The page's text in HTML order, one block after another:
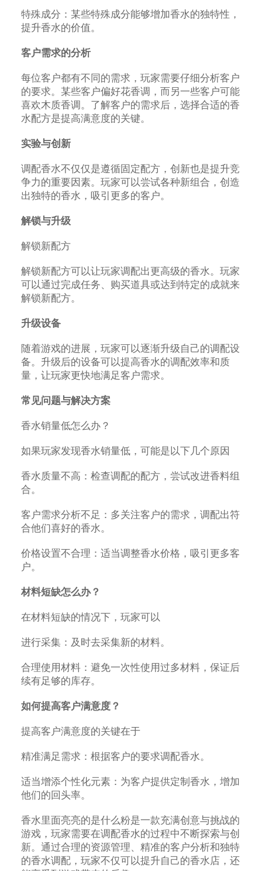
特殊成分：某些特殊成分能够增加香水的独特性，
提升香水的价值。
客户需求的分析
每位客户都有不同的需求，玩家需要仔细分析客户
的要求。某些客户偏好花香调，而另一些客户可能
喜欢木质香调。了解客户的需求后，选择合适的香
水配方是提高满意度的关键。
实验与创新
调配香水不仅仅是遵循固定配方，创新也是提升竞
争力的重要因素。玩家可以尝试各种新组合，创造
出独特的香水，吸引更多的客户。
解锁与升级
解锁新配方
解锁新配方可以让玩家调配出更高级的香水。玩家
可以通过完成任务、购买道具或达到特定的成就来
解锁新配方。
升级设备
随着游戏的进展，玩家可以逐渐升级自己的调配设
备。升级后的设备可以提高香水的调配效率和质
量，让玩家更快地满足客户需求。
常见问题与解决方案
香水销量低怎么办？
如果玩家发现香水销量低，可能是以下几个原因
香水质量不高：检查调配的配方，尝试改进香料组
合。
客户需求分析不足：多关注客户的需求，调配出符
合他们喜好的香水。
价格设置不合理：适当调整香水价格，吸引更多客
户。
材料短缺怎么办？
在材料短缺的情况下，玩家可以
进行采集：及时去采集新的材料。
合理使用材料：避免一次性使用过多材料，保证后
续有足够的库存。
如何提高客户满意度？
提高客户满意度的关键在于
精准满足需求：根据客户的要求调配香水。
适当增添个性化元素：为客户提供定制香水，增加
他们的回头率。
香水里面亮亮的是什么粉是一款充满创意与挑战的
游戏，玩家需要在调配香水的过程中不断探索与创
新。通过合理的资源管理、精准的客户分析和独特
的香水调配，玩家不仅可以提升自己的香水店，还